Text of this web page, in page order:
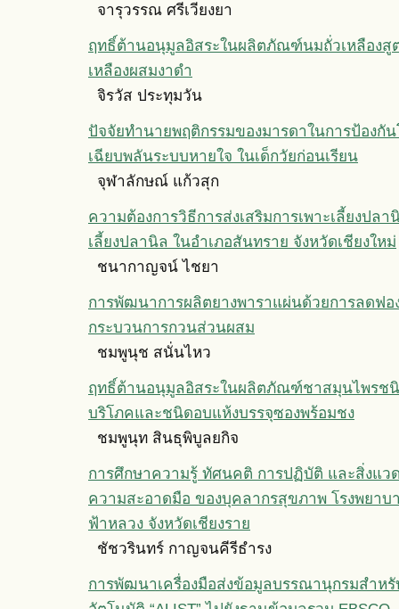
จารุวรรณ ศรีเวียงยา
ฤทธิ์ต้านอนุมูลอิสระในผลิตภัณฑ์นมถั่วเหลืองสู
เหลืองผสมงาดำ
จิรวัส ประทุมวัน
ปัจจัยทำนายพฤติกรรมของมารดาในการป้องกั
เฉียบพลันระบบหายใจ ในเด็กวัยก่อนเรียน
จุฬาลักษณ์ แก้วสุก
ความต้องการวิธีการส่งเสริมการเพาะเลี้ยงปลา
เลี้ยงปลานิล ในอำเภอสันทราย จังหวัดเชียงใหม่
ชนากาญจน์ ไชยา
การพัฒนาการผลิตยางพาราแผ่นด้วยการลดฟอ
กระบวนการกวนส่วนผสม
ชมพูนุช สนั่นไหว
ฤทธิ์ต้านอนุมูลอิสระในผลิตภัณฑ์ชาสมุนไพรชนิ
บริโภคและชนิดอบแห้งบรรจุซองพร้อมชง
ชมพูนุท สินธุพิบูลยกิจ
การศึกษาความรู้ ทัศนคติ การปฏิบัติ และสิ่งแว
ความสะอาดมือ ของบุคลากรสุขภาพ โรงพยา
ฟ้าหลวง จังหวัดเชียงราย
ชัชวรินทร์ กาญจนคีรีธำรง
การพัฒนาเครื่องมือส่งข้อมูลบรรณานุกรมสำห